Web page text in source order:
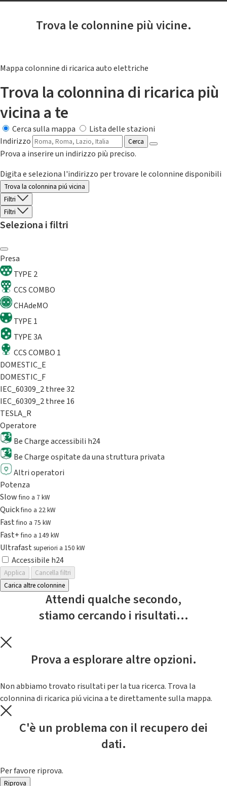
Trova le colonnine più vicine.
Mappa colonnine di ricarica auto elettriche
Trova la colonnina di ricarica più
vicina a te
Cerca sulla mappa
Lista delle stazioni
Indirizzo
Cerca
Prova a inserire un indirizzo più preciso.
Digita e seleziona l'indirizzo per trovare le colonnine disponibili
Trova la colonnina piú vicina
Filtri
Filtri
Seleziona i filtri
Presa
TYPE 2
CCS COMBO
CHAdeMO
TYPE 1
TYPE 3A
CCS COMBO 1
DOMESTIC_E
DOMESTIC_F
IEC_60309_2 three 32
IEC_60309_2 three 16
TESLA_R
Operatore
Be Charge accessibili h24
Be Charge ospitate da una struttura privata
Altri operatori
Potenza
Slowfino a 7 kW
Quickfino a 22 kW
Fastfino a 75 kW
Fast+fino a 149 kW
Ultrafast superiori a 150 kW
Accessibile h24
Applica
Cancella filtri
Carica altre colonnine
Attendi qualche secondo,
stiamo cercando i risultati...
Prova a esplorare altre opzioni.
Non abbiamo trovato risultati per la tua ricerca. Trova la
colonnina di ricarica piú vicina a te direttamente sulla mappa.
C'è un problema con il recupero dei
dati.
Per favore riprova.
Riprova